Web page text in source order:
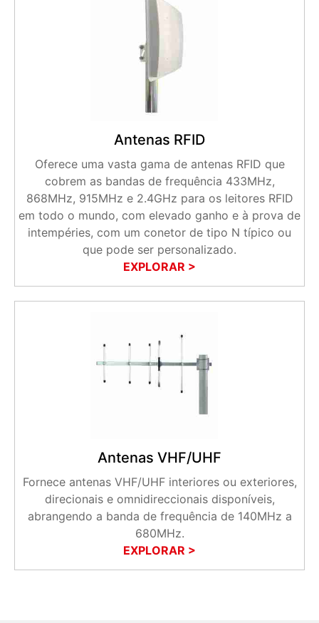
Antenas RFID
Oferece uma vasta gama de antenas RFID que
cobrem as bandas de frequência 433MHz,
868MHz, 915MHz e 2.4GHz para os leitores RFID
em todo o mundo, com elevado ganho e à prova de
intempéries, com um conetor de tipo N típico ou
que pode ser personalizado.
EXPLORAR >
Antenas VHF/UHF
Fornece antenas VHF/UHF interiores ou exteriores,
direcionais e omnidireccionais disponíveis,
abrangendo a banda de frequência de 140MHz a
680MHz.
EXPLORAR >